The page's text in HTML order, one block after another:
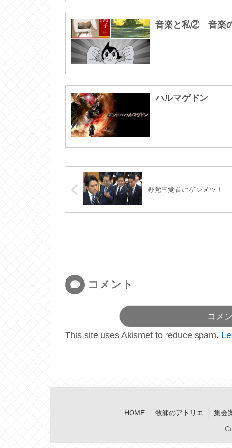
音楽と私② 音楽
ハルマゲドン
野党三党首にゲンメツ！
コメント
コメ
This site uses Akismet to reduce spam.
HOME 牧師のアトリエ 集会